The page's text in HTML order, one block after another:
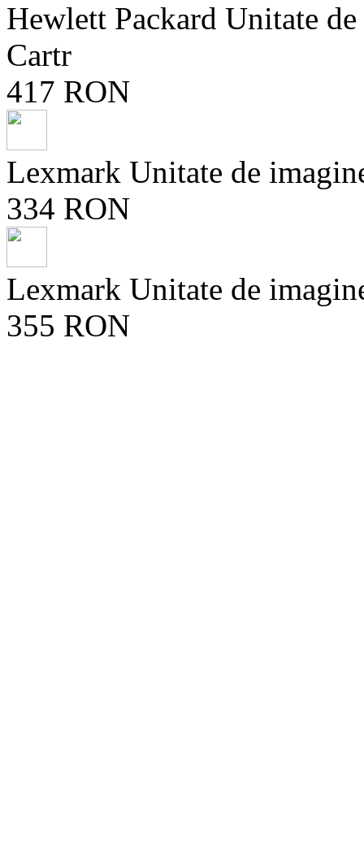
Hewlett Packard Unitate
Cartr
417 RON
Lexmark Unitate de
334 RON
Lexmark Unitate de
355 RON